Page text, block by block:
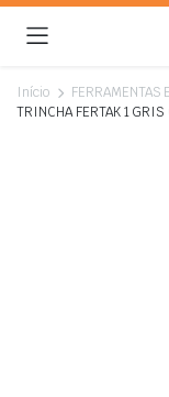
Início FERRAMENTAS
TRINCHA FERTAK 1